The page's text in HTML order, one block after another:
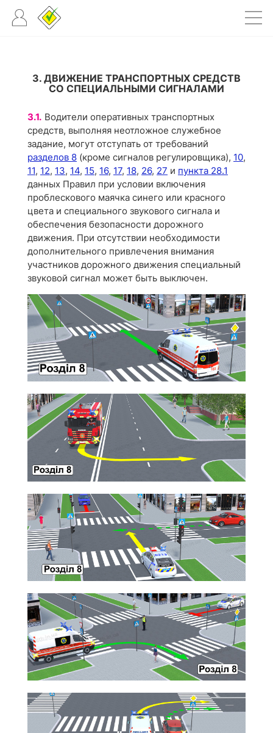
3. ДВИЖЕНИЕ ТРАНСПОРТНЫХ СРЕДСТВ
СО СПЕЦИАЛЬНЫМИ СИГНАЛАМИ
3.1. Водители оперативных транспортных
средств, выполняя неотложное служебное
задание, могут отступать от требований
разделов 8 (кроме сигналов регулировщика), 10,
11, 12, 13, 14, 15, 16, 17, 18, 26, 27 и пункта 28.1
данных Правил при условии включения
проблескового маячка синего или красного
цвета и специального звукового сигнала и
обеспечения безопасности дорожного
движения. При отсутствии необходимости
дополнительного привлечения внимания
участников дорожного движения специальный
звуковой сигнал может быть выключен.